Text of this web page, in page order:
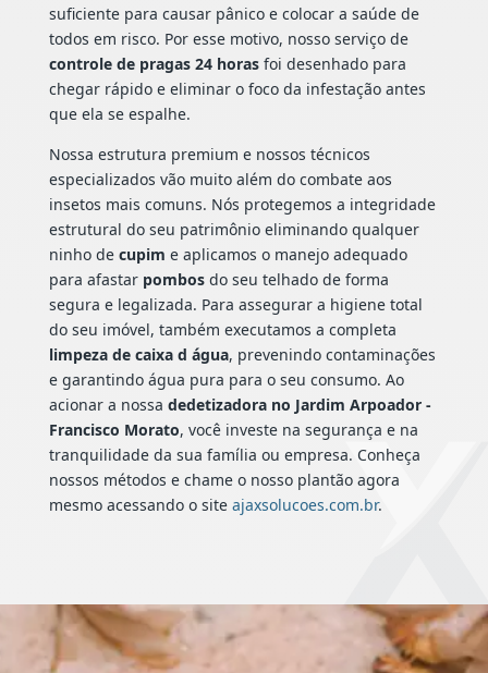
suficiente para causar pânico e colocar a saúde de
todos em risco. Por esse motivo, nosso serviço de
controle de pragas 24 horasfoi desenhado para
chegar rápido e eliminar o foco da infestação antes
que ela se espalhe.
Nossa estrutura premium e nossos técnicos
especializados vão muito além do combate aos
insetos mais comuns. Nós protegemos a integridade
estrutural do seu patrimônio eliminando qualquer
ninho de cupim e aplicamos o manejo adequado
para afastar pombosdo seu telhado de forma
segura e legalizada. Para assegurar a higiene total
do seu imóvel, também executamos a completa
limpeza de caixa d água, prevenindo contaminações
e garantindo água pura para o seu consumo. Ao
acionar a nossa dedetizadora no Jardim Arpoador -
Francisco Morato, você investe na segurança e na
tranquilidade da sua família ou empresa. Conheça
nossos métodos e chame o nosso plantão agora
mesmo acessando o site ajaxsolucoes.com.br.